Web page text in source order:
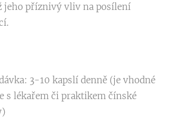
jeho příznivý vliv na posílení
3-10 kapslí denně (je vhodné
s lékařem či praktikem čínské